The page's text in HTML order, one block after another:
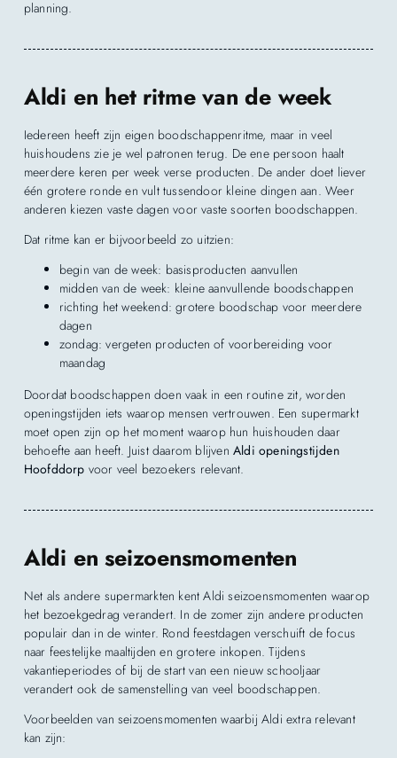
planning.
Aldi en het ritme van de week
Iedereen heeft zijn eigen boodschappenritme, maar in veel
huishoudens zie je wel patronen terug. De ene persoon haalt
meerdere keren per week verse producten. De ander doet liever
één grotere ronde en vult tussendoor kleine dingen aan. Weer
anderen kiezen vaste dagen voor vaste soorten boodschappen.
Dat ritme kan er bijvoorbeeld zo uitzien:
begin van de week: basisproducten aanvullen
midden van de week: kleine aanvullende boodschappen
richting het weekend: grotere boodschap voor meerdere
dagen
zondag: vergeten producten of voorbereiding voor
maandag
Doordat boodschappen doen vaak in een routine zit, worden
openingstijden iets waarop mensen vertrouwen. Een supermarkt
moet open zijn op het moment waarop hun huishouden daar
behoefte aan heeft. Juist daarom blijvenAldi openingstijden
Hoofddorp voor veel bezoekers relevant.
Aldi en seizoensmomenten
Net als andere supermarkten kent Aldi seizoensmomenten waarop
het bezoekgedrag verandert. In de zomer zijn andere producten
populair dan in de winter. Rond feestdagen verschuift de focus
naar feestelijke maaltijden en grotere inkopen. Tijdens
vakantieperiodes of bij de start van een nieuw schooljaar
verandert ook de samenstelling van veel boodschappen.
Voorbeelden van seizoensmomenten waarbij Aldi extra relevant
kan zijn: